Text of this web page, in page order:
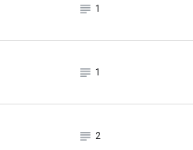
subject_black
1
subject_black
1
subject_black
2